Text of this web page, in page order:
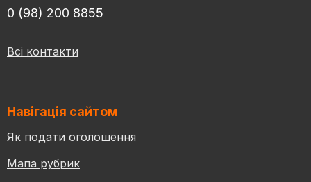
0 (98) 200 8855
Всі контакти
Навігація сайтом
Як подати оголошення
Мапа рубрик